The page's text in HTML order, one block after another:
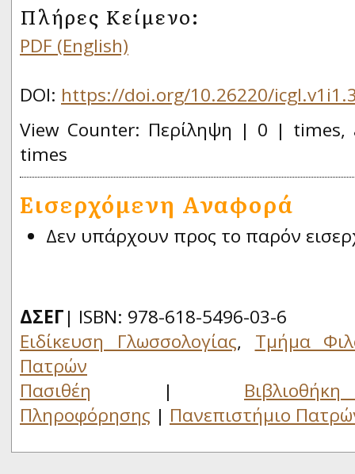
Πλήρες Κείμενο:
PDF (English)
DOI: https://doi.org/10.26220/
View Counter: Περίληψη | 0 |
times
Εισερχόμενη Αναφορά
Δεν υπάρχουν προς το παρόν
ΔΣΕΓ| ISBN: 978-618-5496-03-6
Ειδίκευση Γλωσσολογίας, Τμήμα
Πατρών
Πασιθέη |
Πληροφόρησης | Πανεπιστήμιο